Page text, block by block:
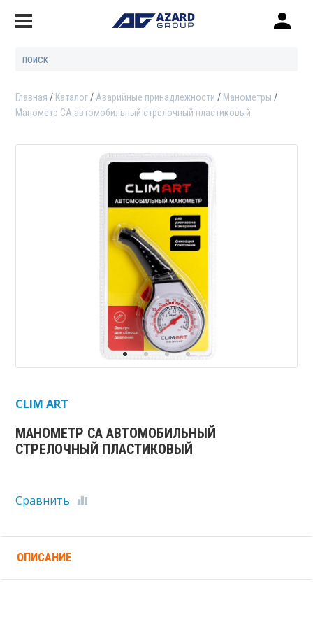
Главная Каталог Аварийные принадлежности
Манометры
Манометр CA автомобильный стрелочный пластиковый
МАНОМЕТР CA АВТОМОБИЛЬНЫЙ
СТРЕЛОЧНЫЙ ПЛАСТИКОВЫЙ
CLIM ART
Сравнить
ОПИСАНИЕ